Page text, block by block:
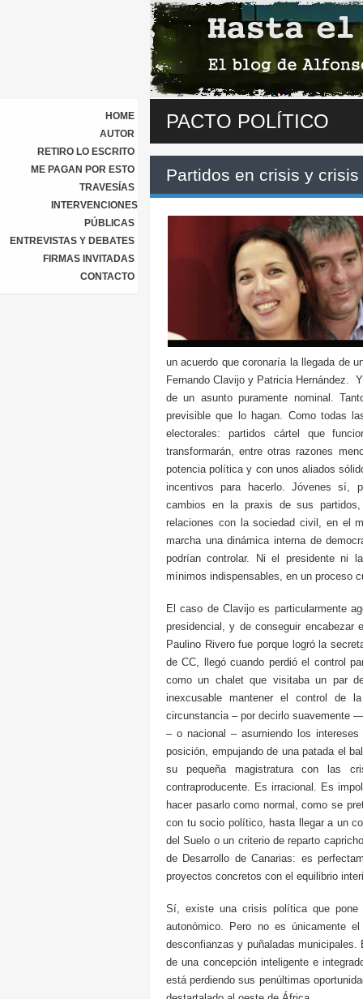
HOME
AUTOR
RETIRO LO ESCRITO
ME PAGAN POR ESTO
TRAVESÍAS
INTERVENCIONES
PÚBLICAS
ENTREVISTAS Y DEBATES
FIRMAS INVITADAS
CONTACTO
PACTO POLÍTICO
Partidos en crisis y
un acuerdo que coronaría la llegada de
Fernando Clavijo y Patricia Hernández.
de un asunto puramente nominal.
previsible que lo hagan. Como todas
electorales: partidos cártel que
transformarán, entre otras razones
potencia política y con unos aliados
incentivos para hacerlo. Jóvenes sí,
cambios en la praxis de sus
relaciones con la sociedad civil, en el
marcha una dinámica interna de
podrían controlar. Ni el presidente ni
mínimos indispensables, en un proceso
El caso de Clavijo es particularmente
presidencial, y de conseguir encabezar
Paulino Rivero fue porque logró la
de CC, llegó cuando perdió el control
como un chalet que visitaba un par
inexcusable mantener el control de
circunstancia – por decirlo suavemente
– o nacional – asumiendo los
posición, empujando de una patada el
su pequeña magistratura con las
contraproducente. Es irracional. Es
hacer pasarlo como normal, como se
con tu socio político, hasta llegar a un
del Suelo o un criterio de reparto
de Desarrollo de Canarias: es
proyectos concretos con el equilibrio
Sí, existe una crisis política que pone
autonómico. Pero no es únicamente
desconfianzas y puñaladas
de una concepción inteligente e
está perdiendo sus penúltimas